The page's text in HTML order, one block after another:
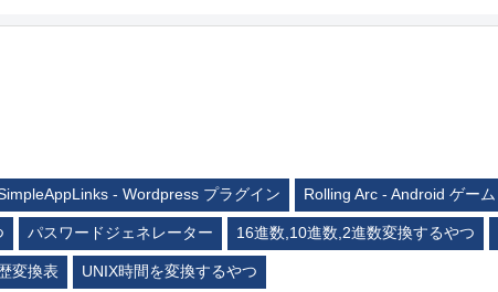
- Wordpress プラグイン Rolling Arc - Android ゲーム
パスワードジェネレーター 16進数,10進数,2進数変換するやつ
変換表 UNIX時間を変換するやつ